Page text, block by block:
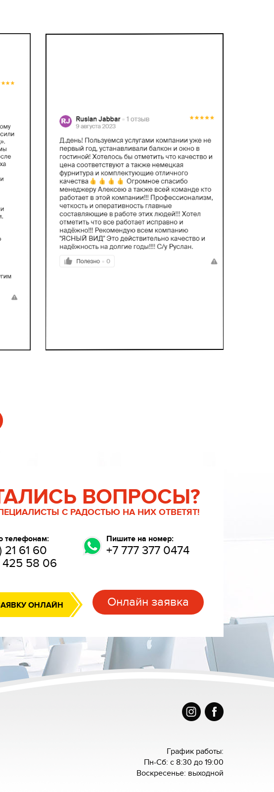
ВОПРОСЫ?
С РАДОСТЬЮ НА НИХ ОТВЕТЯТ!
телефонам:
21 61 60
425 58 06
Пишите на номер:
+7 777 377 0474
ОНЛАЙН Онлайн заявка
График работы:
Пн-Сб: с 8:30 до 19:00
Воскресенье: выходной